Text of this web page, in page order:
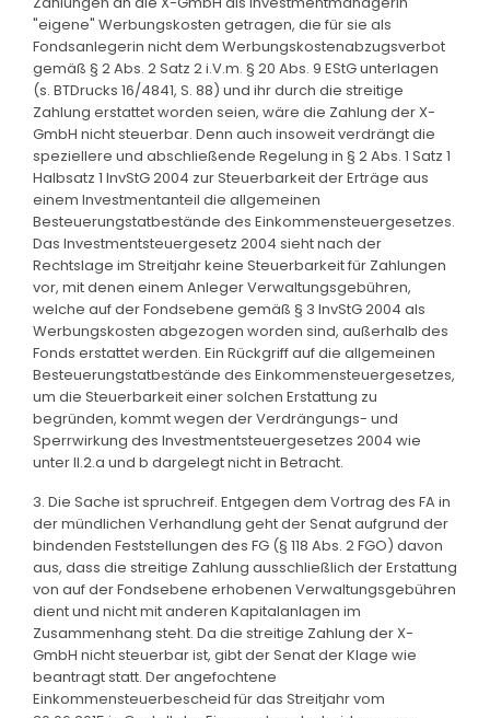
"eigene" Werbungskosten getragen, die für sie als
Fondsanlegerin nicht dem Werbungskostenabzugsverbot
gemäß § 2 Abs. 2 Satz 2 i.V.m. § 20 Abs. 9 EStG unterlagen
(s. BTDrucks 16/4841, S. 88) und ihr durch die streitige
Zahlung erstattet worden seien, wäre die Zahlung der X-
GmbH nicht steuerbar. Denn auch insoweit verdrängt die
speziellere und abschließende Regelung in § 2 Abs. 1 Satz 1
Halbsatz 1 InvStG 2004 zur Steuerbarkeit der Erträge aus
einem Investmentanteil die allgemeinen
Besteuerungstatbestände des Einkommensteuergesetzes.
Das Investmentsteuergesetz 2004 sieht nach der
Rechtslage im Streitjahr keine Steuerbarkeit für Zahlungen
vor, mit denen einem Anleger Verwaltungsgebühren,
welche auf der Fondsebene gemäß § 3 InvStG 2004 als
Werbungskosten abgezogen worden sind, außerhalb des
Fonds erstattet werden. Ein Rückgriff auf die allgemeinen
Besteuerungstatbestände des Einkommensteuergesetzes,
um die Steuerbarkeit einer solchen Erstattung zu
begründen, kommt wegen der Verdrängungs- und
Sperrwirkung des Investmentsteuergesetzes 2004 wie
unter II.2.a und b dargelegt nicht in Betracht.
3. Die Sache ist spruchreif. Entgegen dem Vortrag des FA in
der mündlichen Verhandlung geht der Senat aufgrund der
bindenden Feststellungen des FG (§ 118 Abs. 2 FGO) davon
aus, dass die streitige Zahlung ausschließlich der Erstattung
von auf der Fondsebene erhobenen Verwaltungsgebühren
dient und nicht mit anderen Kapitalanlagen im
Zusammenhang steht. Da die streitige Zahlung der X-
GmbH nicht steuerbar ist, gibt der Senat der Klage wie
beantragt statt. Der angefochtene
Einkommensteuerbescheid für das Streitjahr vom